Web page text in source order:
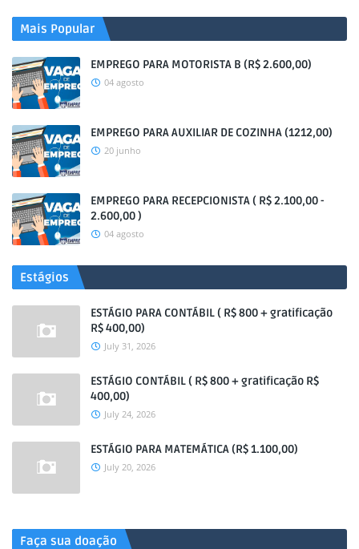
Mais Popular
EMPREGO PARA MOTORISTA B (R$ 2.600,00)
04 agosto
EMPREGO PARA AUXILIAR DE COZINHA (1212,00)
20 junho
EMPREGO PARA RECEPCIONISTA ( R$ 2.100,00 -
2.600,00 )
04 agosto
Estágios
ESTÁGIO PARA CONTÁBIL ( R$ 800 + gratificação
R$ 400,00)
July 31, 2026
ESTÁGIO CONTÁBIL ( R$ 800 + gratificação R$
400,00)
July 24, 2026
ESTÁGIO PARA MATEMÁTICA (R$ 1.100,00)
July 20, 2026
Faça sua doação